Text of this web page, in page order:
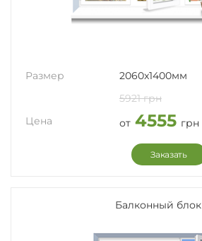
Размер
2060x1400мм
5921 грн
Цена
от 4555 грн
Заказать
Балконный блок